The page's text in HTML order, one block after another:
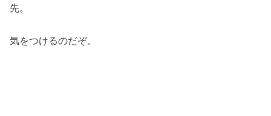
先。
気をつけるのだぞ。